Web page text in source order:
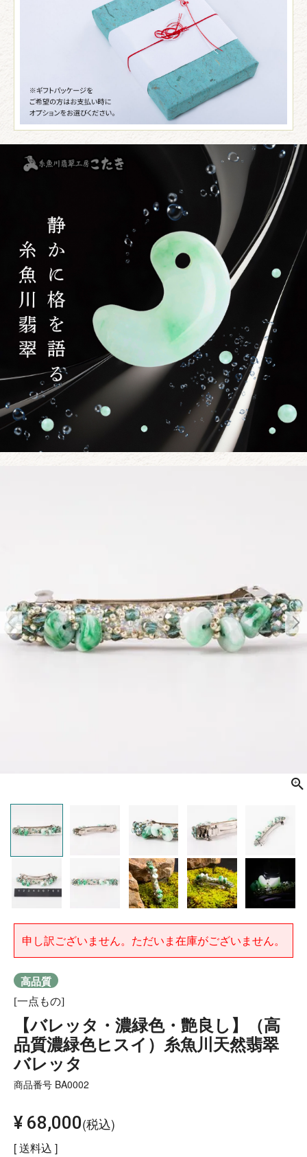
申し訳ございません。ただいま在庫がございません。
高品質
[一点もの]
【バレッタ・濃緑色・艶良し】（高
品質濃緑色ヒスイ）糸魚川天然翡翠
バレッタ
商品番号 BA0002
¥ 68,000 税込
送料込